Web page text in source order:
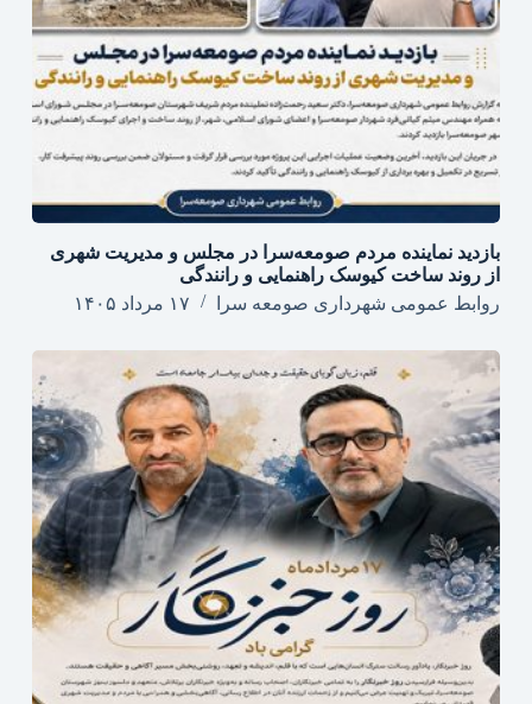
بازدید نماینده مردم صومعه‌سرا در مجلس و مدیریت شهری
از روند ساخت کیوسک راهنمایی و رانندگی
روابط عمومی شهرداری صومعه سرا
۱۷ مرداد ۱۴۰۵